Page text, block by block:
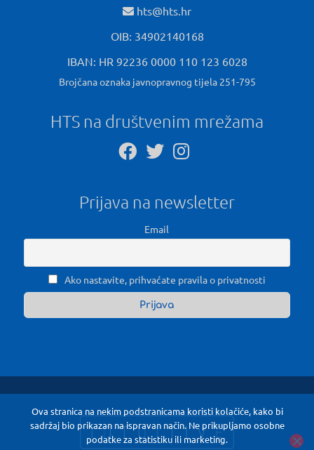
hts@hts.hr
OIB: 34902140168
IBAN: HR 92236 0000 110 123 6028
Brojčana oznaka javnopravnog tijela 251-795
HTS na društvenim mrežama
Prijava na newsletter
Email
Ako nastavite, prihvaćate pravila o privatnosti
Ova stranica na nekim podstranicama koristi kolačiće, kako bi
sadržaj bio prikazan na ispravan način. Ne prikupljamo osobne
podatke za statistiku ili marketing.